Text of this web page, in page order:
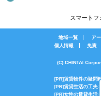
スマートフ
地域一覧 ア
個人情報
免責
(C) CHINTAI
[PR]賃貸物件の疑問
[PR]賃貸生活の工夫
[PR]女性の賃貸生活